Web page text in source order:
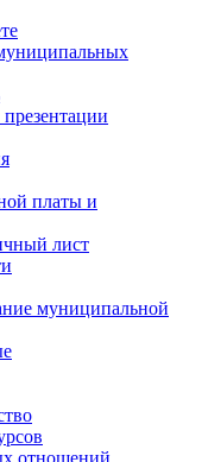
платы и
лист
муниципальной
отношений